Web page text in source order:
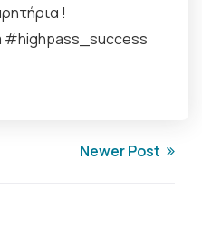
!
#highpass_success
Newer Post